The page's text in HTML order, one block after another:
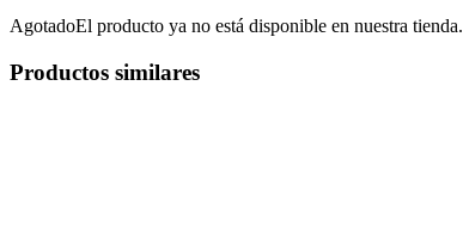
AgotadoEl producto ya no está disponible en nuestra tienda.
Productos similares